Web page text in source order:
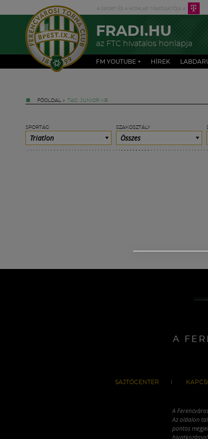
FRADI.HU
az FTC hivatalos honlapja
FM YOUTUBE + HÍREK
FŐOLDAL » TAG: JUNIOR VB
SPORTÁG
Triatlon
SZAKOSZTÁLY
Összes
A
SAJTÓCENTER
A
Az oldalon
pontos